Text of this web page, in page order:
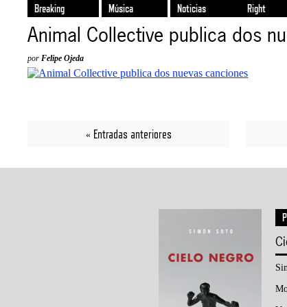
Breaking Música Noticias Right
Animal Collective publica dos
porFelipe Ojeda
« Entradas anteriores